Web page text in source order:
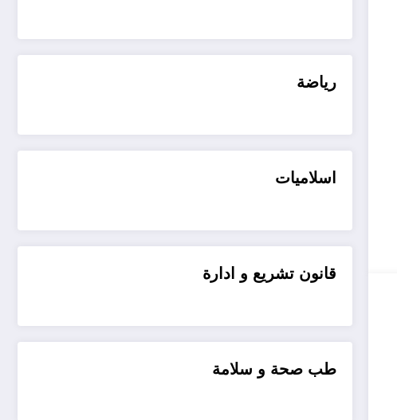
رياضة
اسلاميات
قانون تشريع و ادارة
طب صحة و سلامة